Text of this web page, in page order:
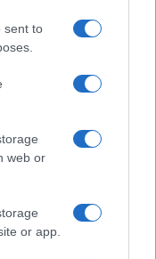
sent to
web or
or app.